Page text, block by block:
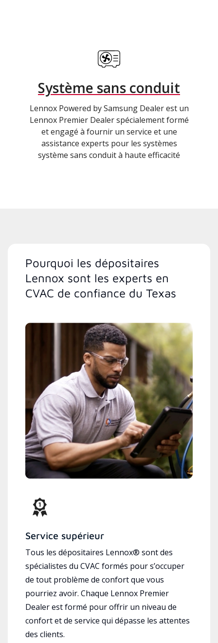
Système sans conduit
Lennox Powered by Samsung Dealer est un
Lennox Premier Dealer spécialement formé
et engagé à fournir un service et une
assistance experts pour les systèmes
système sans conduit à haute efficacité
Pourquoi les dépositaires
Lennox sont les experts en
CVAC de confiance du Texas
Service supérieur
Tous les dépositaires Lennox® sont des
spécialistes du CVAC formés pour s’occuper
de tout problème de confort que vous
pourriez avoir. Chaque Lennox Premier
Dealer est formé pour offrir un niveau de
confort et de service qui dépasse les attentes
des clients.